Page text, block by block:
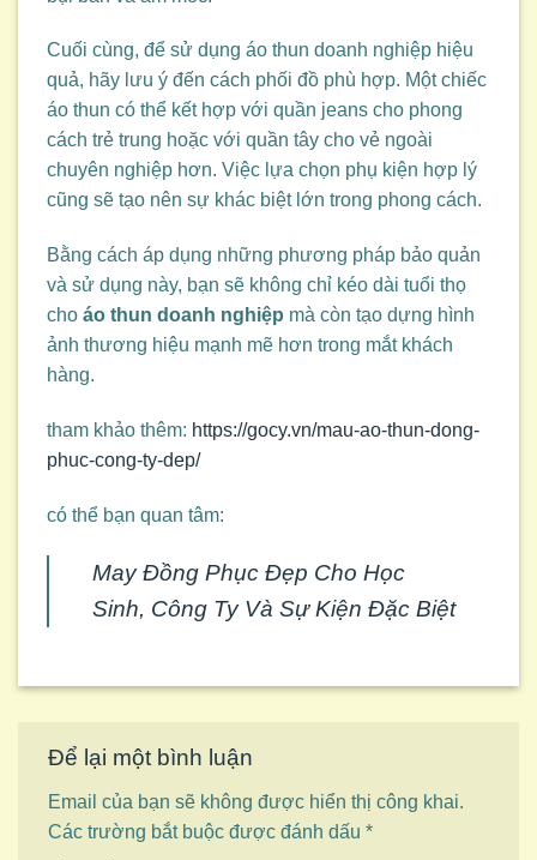
Cuối cùng, để sử dụng áo thun doanh nghiệp hiệu
quả, hãy lưu ý đến cách phối đồ phù hợp. Một chiếc
áo thun có thể kết hợp với quần jeans cho phong
cách trẻ trung hoặc với quần tây cho vẻ ngoài
chuyên nghiệp hơn. Việc lựa chọn phụ kiện hợp lý
cũng sẽ tạo nên sự khác biệt lớn trong phong cách.
Bằng cách áp dụng những phương pháp bảo quản
và sử dụng này, bạn sẽ không chỉ kéo dài tuổi thọ
cho áo thun doanh nghiệp mà còn tạo dựng hình
ảnh thương hiệu mạnh mẽ hơn trong mắt khách
hàng.
tham khảo thêm: https://gocy.vn/mau-ao-thun-dong-
phuc-cong-ty-dep/
có thể bạn quan tâm:
May Đồng Phục Đẹp Cho Học
Sinh, Công Ty Và Sự Kiện Đặc Biệt
Để lại một bình luận
Email của bạn sẽ không được hiển thị công khai.
Các trường bắt buộc được đánh dấu *